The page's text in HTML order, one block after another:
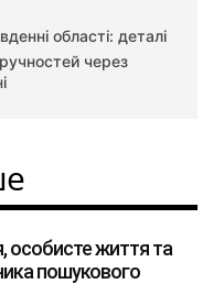
області: деталі
через
особисте життя та
пошукового